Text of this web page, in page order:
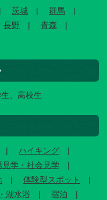
茨城
群馬
長野
青森
、高校生
ハイキング
見学・社会見学
体験型スポット
湖水浴
宿泊